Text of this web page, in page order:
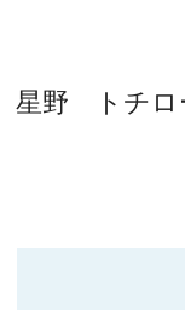
星野 トチロ